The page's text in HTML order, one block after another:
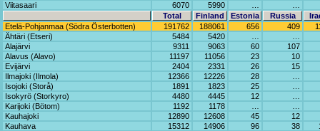
Viitasaari
6070 5990
Total
Finland Estonia Russia
Etelä-Pohjanmaa (Södra Österbotten)
191762 188061 656 409
Ähtäri (Etseri)
5484 5420
Alajärvi
9311 9063 60 107
Alavus (Alavo)
11197 11056 23 10
Evijärvi
2404 2331 26 15
Ilmajoki (Ilmola)
12366 12226 28
Isojoki (Storå)
1891 1823 25
Isokyrö (Storkyro)
4480 4445 12
Karijoki (Bötom)
1192 1178
Kauhajoki
12890 12608 45 12
Kauhava
15312 14906 96 38